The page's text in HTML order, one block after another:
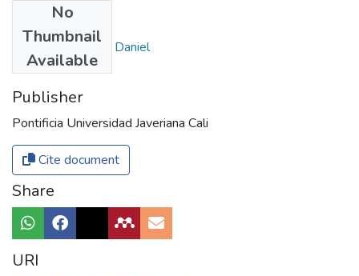
No
Thumbnail
Available
Authors
Perotti, Alejandro Daniel
Publisher
Pontificia Universidad Javeriana Cali
Cite document
Share
URI